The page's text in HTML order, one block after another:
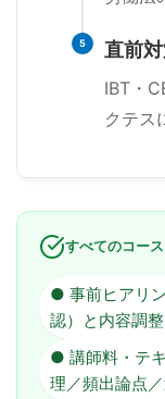
5 直前
IBT・
クテス
すべてのコー
● 事前ヒアリ
認）と内容調整
● 講師料・テ
理／頻出論点